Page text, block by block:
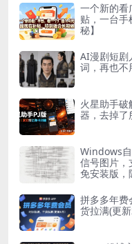
一个新的看
贴，一台
秘】
AI漫剧短剧
词，再也不
火星助手
器，去掉了
Windows
信号图片，
免安装版，
拼多多年费
货拉满(更